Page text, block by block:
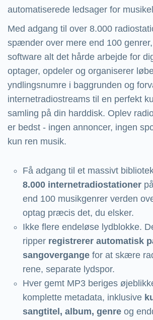
automatiserede ledsager for
Med adgang til over 8.000
spænder over mere end 100
software alt det hårde arbejde for
optager, opdeler og organiserer
yndlingsnumre i baggrunden og
internetradiostreams til en perfekt
samling på din harddisk. Oplev
er bedst - ingen annoncer, ingen
kun ren musik.
Få adgang til et massivt
8.000 internetradiostationer
end 100 musikgenrer verden
optag præcis det, du elsker.
Ikke flere endeløse lydblokke.
ripper registrerer automatisk
sangovergange for at skære
rene, separate lydspor.
Hver gemt MP3 beriges
komplette metadata, inklusive
sangtitel, album, genre og